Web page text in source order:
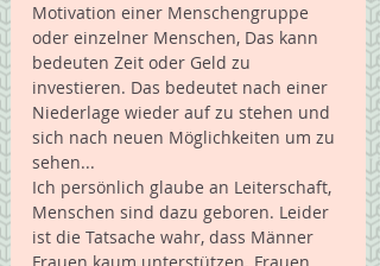
Motivation einer Menschengruppe
oder einzelner Menschen, Das kann
bedeuten Zeit oder Geld zu
investieren. Das bedeutet nach einer
Niederlage wieder auf zu stehen und
sich nach neuen Möglichkeiten um zu
sehen...
Ich persönlich glaube an Leiterschaft,
Menschen sind dazu geboren. Leider
ist die Tatsache wahr, dass Männer